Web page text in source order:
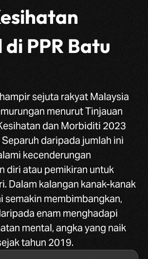
PPR Batu
sejuta rakyat Malaysia
menurut Tinjauan
dan Morbiditi 2023
Separuh daripada jumlah ini
kecenderungan
diri atau pemikiran untuk
Dalam kalangan kanak-kanak
semakin membimbangkan,
enam menghadapi
mental, angka yang naik
tahun 2019.